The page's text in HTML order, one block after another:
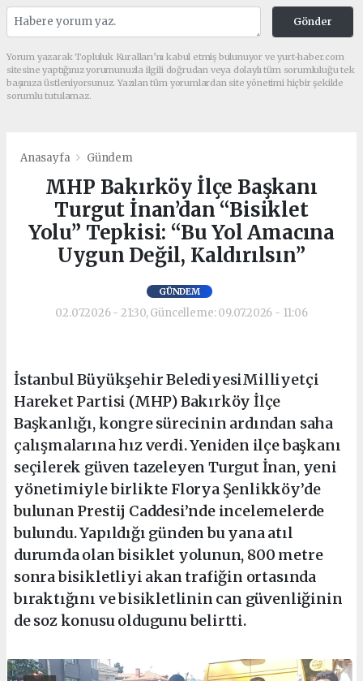
Gönder
Yorum yazarak Topluluk Kuralları’nı kabul etmiş bulunuyor ve yurt-haber.com
sitesine yaptığınız yorumunuzla ilgili doğrudan veya dolaylı tüm sorumluluğu tek
başınıza üstleniyorsunuz. Yazılan tüm yorumlardan site yönetimi hiçbir şekilde
sorumlu tutulamaz.
Anasayfa Gündem
MHP Bakırköy İlçe Başkanı
Turgut İnan’dan “Bisiklet
Yolu” Tepkisi: “Bu Yol Amacına
Uygun Değil, Kaldırılsın”
GÜNDEM
02.07.2026 - 21:30, Güncelleme: 09.07.2026 - 11:06
İstanbul Büyükşehir BelediyesiMilliyetçi
Hareket Partisi (MHP) Bakırköy İlçe
Başkanlığı, kongre sürecinin ardından saha
çalışmalarına hız verdi. Yeniden ilçe başkanı
seçilerek güven tazeleyen Turgut İnan, yeni
yönetimiyle birlikte Florya Şenlikköy’de
bulunan Prestij Caddesi’nde incelemelerde
bulundu. Yapıldığı günden bu yana atıl
durumda olan bisiklet yolunun, 800 metre
sonra bisikletliyi akan trafiğin ortasında
bıraktığını ve bisikletlinin can güvenliğinin
de soz konusu oldugunu belirtti.